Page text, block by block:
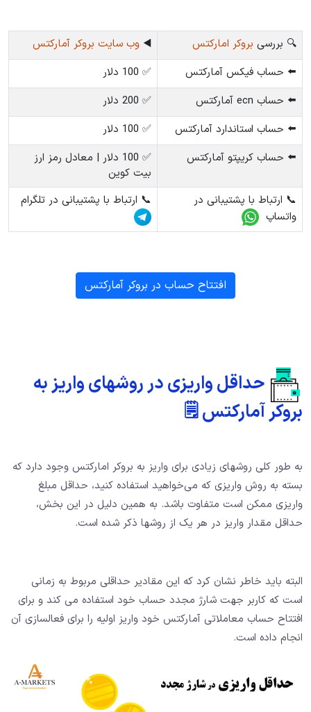
🔍 بررسی بروکر امارکتس ◀️ وب سایت بروکر آمارکتس
⬅️ حساب فیکس آمارکتس
✅ 100 دلار
⬅️ حساب ecn آمارکتس
✅ 200 دلار
⬅️ حساب استاندارد آمارکتس
✅ 100 دلار
⬅️ حساب کریپتو آمارکتس
✅ 100 دلار | معادل رمز ارز
بیت کوین
📞 ارتباط با پشتیبانی در
واتساپ
📞 ارتباط با پشتیبانی در تلگرام
افتتاح حساب در بروکر آمارکتس
حداقل واریزی در روشهای واریز به
بروکر آمارکتس 🗒️
به طور کلی روشهای زیادی برای واریز به بروکر امارکتس وجود دارد که
بسته به روش واریزی که می‌خواهید استفاده کنید، حداقل مبلغ
واریزی ممکن است متفاوت باشد. به همین دلیل در این بخش،
حداقل مقدار واریز در هر یک از روشها ذکر شده است.
البته باید خاطر نشان کرد که این مقادیر حداقلی مربوط به زمانی
است که کاربر جهت شارژ مجدد حساب خود استفاده می کند و برای
افتتاح حساب معاملاتی آمارکتس خود واریز اولیه را برای فعالسازی آن
انجام داده است.